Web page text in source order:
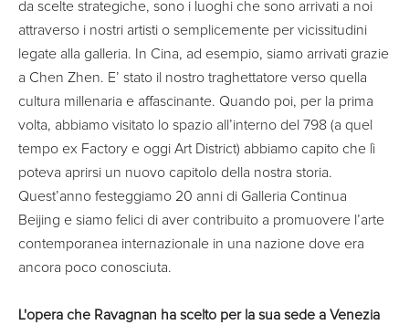
da scelte strategiche, sono i luoghi che sono arrivati a noi
attraverso i nostri artisti o semplicemente per vicissitudini
legate alla galleria. In Cina, ad esempio, siamo arrivati grazie
a Chen Zhen. E’ stato il nostro traghettatore verso quella
cultura millenaria e affascinante. Quando poi, per la prima
volta, abbiamo visitato lo spazio all’interno del 798 (a quel
tempo ex Factory e oggi Art District) abbiamo capito che lì
poteva aprirsi un nuovo capitolo della nostra storia.
Quest’anno festeggiamo 20 anni di Galleria Continua
Beijing e siamo felici di aver contribuito a promuovere l’arte
contemporanea internazionale in una nazione dove era
ancora poco conosciuta.
L'opera che Ravagnan ha scelto per la sua sede a Venezia